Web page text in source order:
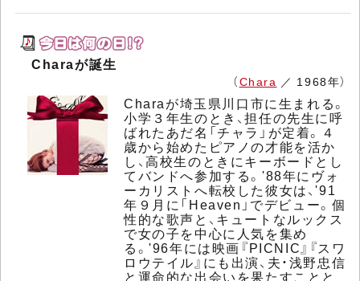
Charaが誕生
（Chara ／ 1968年）
Charaが埼玉県川口市に生まれる。
小学３年生のとき、担任の先生に呼
ばれたあだ名「チャラ」が定着。４
歳から始めたピアノの才能を活か
し、高校生のときにキーボードとし
てバンドへ参加する。'88年にヴォ
ーカリストへ転校した彼女は、'91
年９月に「Heaven」でデビュー。個
性的な歌声と、キュートなルックス
で女の子を中心に人気を集め
る。'96年には映画『PICNIC』『スワ
ロウテイル』にも出演、夫・浅野忠信
と運命的な出会いを果たすことと